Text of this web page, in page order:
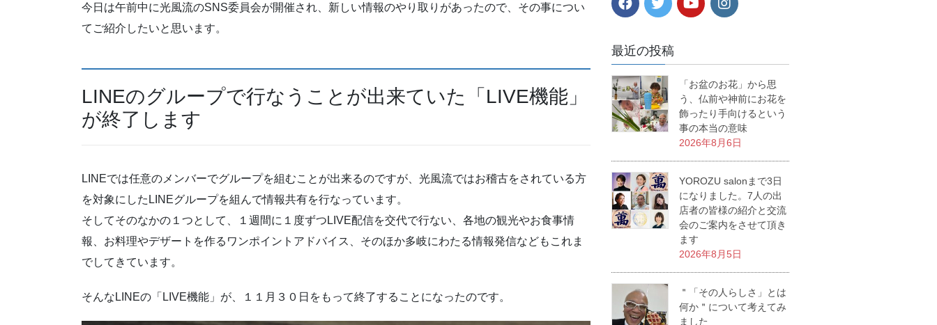
今日は午前中に光風流のSNS委員会が開催され、新しい情報のやり取りがあったので、その事につい
てご紹介したいと思います。
LINEのグループで行なうことが出来ていた「LIVE機能」
が終了します
LINEでは任意のメンバーでグループを組むことが出来るのですが、光風流ではお稽古をされている方
を対象にしたLINEグループを組んで情報共有を行なっています。
そしてそのなかの１つとして、１週間に１度ずつLIVE配信を交代で行ない、各地の観光やお食事情
報、お料理やデザートを作るワンポイントアドバイス、そのほか多岐にわたる情報発信などもこれま
でしてきています。
そんなLINEの「LIVE機能」が、１１月３０日をもって終了することになったのです。
最近の投稿
「お盆のお花」から思
う、仏前や神前にお花を
飾ったり手向けるという
事の本当の意味
2026年8月6日
YOROZU salonまで3日
になりました。7人の出
店者の皆様の紹介と交流
会のご案内をさせて頂き
ます
2026年8月5日
＂「その人らしさ」とは
何か＂について考えてみ
ました